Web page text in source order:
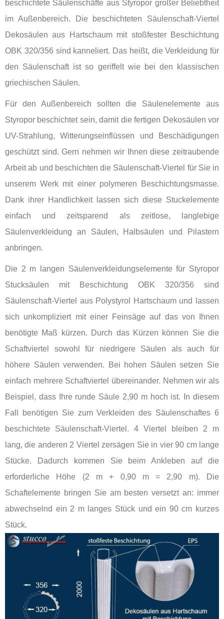
beschichtete Säulenschäfte aus Styropor großer Beliebtheit
im Außenbereich. Die beschichteten Säulenschaft-Viertel
Dekosäulen aus Hartschaum mit stoßfester Beschichtung
OBK 320/356 sind kanneliert. Das heißt, die Verkleidung für
den Säulenschaft ist so geriffelt wie bei den klassischen
griechischen Säulen.
Für den Außenbereich sollten die Säulenelemente aus
Styropor beschichtet sein, damit die fertigen Dekosäulen vor
UV-Strahlung, Witterungseinflüssen und Beschädigungen
geschützt sind. Gern nehmen wir Ihnen diese zeitraubende
Arbeit ab und beschichten die Säulenschaft-Viertel für Sie in
unserem Werk mit einer polymeren Beschichtungsmasse.
Dank ihrer Handlichkeit lassen sich diese Stuckelemente
einfach und zeitsparend als zeitlose, langlebige
Säulenverkleidung an Säulen, Halbsäulen und Pilastern
anbringen.
Die 2 m langen Säulenverkleidungselemente für Styropor
Stucksäulen mit Beschichtung OBK 320/356 sind
Säulenschaft-Viertel aus Polystyrol Hartschaum und lassen
sich unkompliziert mit einer Feinsäge auf das von Ihnen
benötigte Maß kürzen. Durch das Kürzen können Sie die
Schaftviertel sowohl für niedrigere Säulen als auch für
höhere Säulen verwenden. Bei hohen Säulen setzen Sie
einfach mehrere Schaftviertel übereinander. Nehmen wir als
Beispiel, dass Ihre runde Säule 2,90 m hoch ist. In diesem
Fall benötigen Sie zum Verkleiden des Säulenschaftes 6
beschichtete Säulenschaft-Viertel. 4 Viertel bleiben 2 m
lang, die anderen 2 Viertel zersägen Sie in vier 90 cm lange
Stücke. Dadurch kommen Sie beim Ankleben auf die
erforderliche Höhe (2 m + 0,90 m = 2,90 m). Die
Schaftelemente bringen Sie am besten versetzt an: immer
abwechselnd ein 2 m langes Stück und ein 90 cm kurzes
Stück.